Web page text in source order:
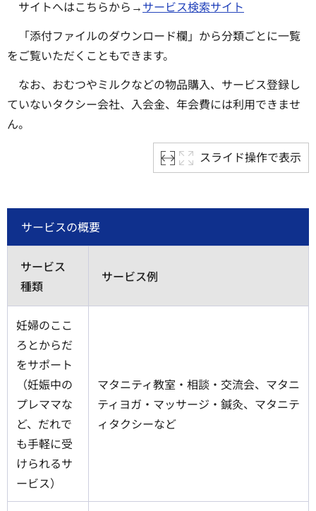
サイトへはこちらから→サービス検索サイト
「添付ファイルのダウンロード欄」から分類ごとに一覧
をご覧いただくこともできます。
なお、おむつやミルクなどの物品購入、サービス登録し
ていないタクシー会社、入会金、年会費には利用できませ
ん。
スライド操作で表示
サービスの概要
サービス
種類
サービス例
妊婦のここ
ろとからだ
をサポート
（妊娠中の
プレママな
ど、だれで
も手軽に受
けられるサ
ービス）
マタニティ教室・相談・交流会、マタニ
ティヨガ・マッサージ・鍼灸、マタニテ
ィタクシーなど